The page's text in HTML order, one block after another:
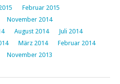
Februar 2015
November 2014
August 2014
Juli 2014
März 2014
Februar 2014
November 2013